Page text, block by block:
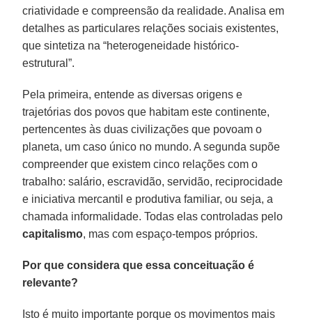
criatividade e compreensão da realidade. Analisa em
detalhes as particulares relações sociais existentes,
que sintetiza na “heterogeneidade histórico-
estrutural”.
Pela primeira, entende as diversas origens e
trajetórias dos povos que habitam este continente,
pertencentes às duas civilizações que povoam o
planeta, um caso único no mundo. A segunda supõe
compreender que existem cinco relações com o
trabalho: salário, escravidão, servidão, reciprocidade
e iniciativa mercantil e produtiva familiar, ou seja, a
chamada informalidade. Todas elas controladas pelo
capitalismo, mas com espaço-tempos próprios.
Por que considera que essa conceituação é
relevante?
Isto é muito importante porque os movimentos mais